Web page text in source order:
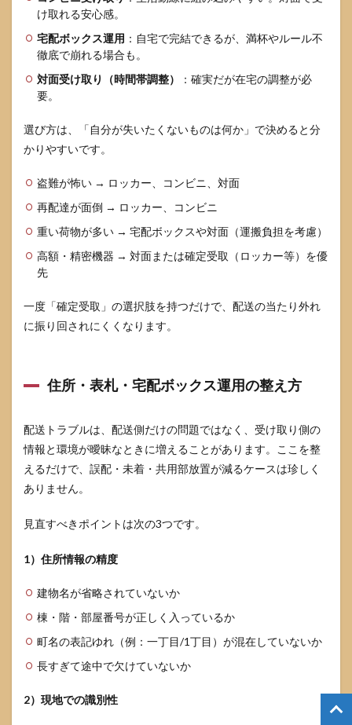
け取れる安心感。
宅配ボックス運用 ：自宅で完結できるが、満杯やルール不
徹底で崩れる場合も。
対面受け取り（時間帯調整）
：確実だが在宅の調整が必
要。
選び方は、「自分が失いたくないものは何か」で決めると分
かりやすいです。
盗難が怖い → ロッカー、コンビニ、対面
再配達が面倒 → ロッカー、コンビニ
重い荷物が多い → 宅配ボックスや対面（運搬負担を考慮）
高額・精密機器 → 対面または確定受取（ロッカー等）を優
先
一度「確定受取」の選択肢を持つだけで、配送の当たり外れ
に振り回されにくくなります。
住所・表札・宅配ボックス運用の整え方
配送トラブルは、配送側だけの問題ではなく、受け取り側の
情報と環境が曖昧なときに増えることがあります。ここを整
えるだけで、誤配・未着・共用部放置が減るケースは珍しく
ありません。
見直すべきポイントは次の3つです。
1）住所情報の精度
建物名が省略されていないか
棟・階・部屋番号が正しく入っているか
町名の表記ゆれ（例：一丁目/1丁目）が混在していないか
長すぎて途中で欠けていないか
2）現地での識別性